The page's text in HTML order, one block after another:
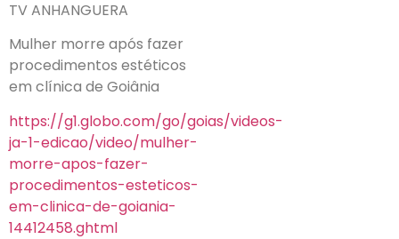
TV ANHANGUERA
Mulher morre após fazer
procedimentos estéticos
em clínica de Goiânia
https://g1.globo.com/go/goias/videos-
ja-1-edicao/video/mulher-
morre-apos-fazer-
procedimentos-esteticos-
em-clinica-de-goiania-
14412458.ghtml